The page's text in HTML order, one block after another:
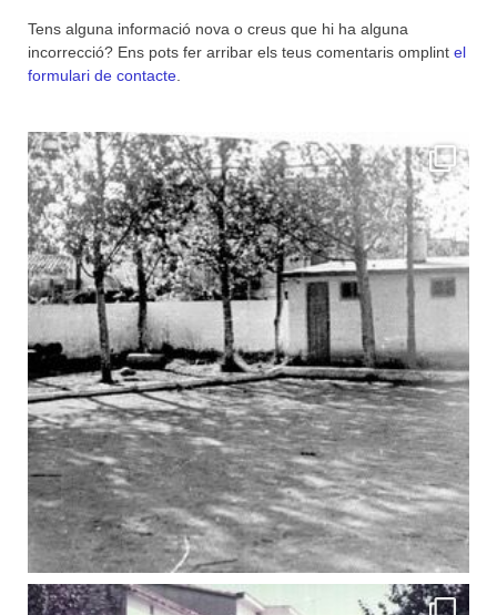
Tens alguna informació nova o creus que hi ha alguna
incorrecció? Ens pots fer arribar els teus comentaris omplint el
formulari de contacte